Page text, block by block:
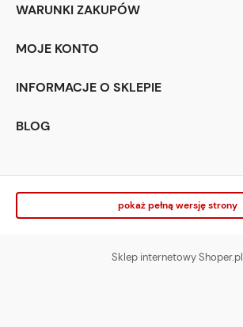
WARUNKI ZAKUPÓW
MOJE KONTO
INFORMACJE O SKLEPIE
BLOG
pokaż pełną wersję strony
Sklep internetowy Shoper.pl